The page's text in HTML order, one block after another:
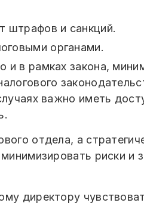
штрафов и санкций.
органами.
в рамках закона,
важно иметь
отдела, а
риски
директору